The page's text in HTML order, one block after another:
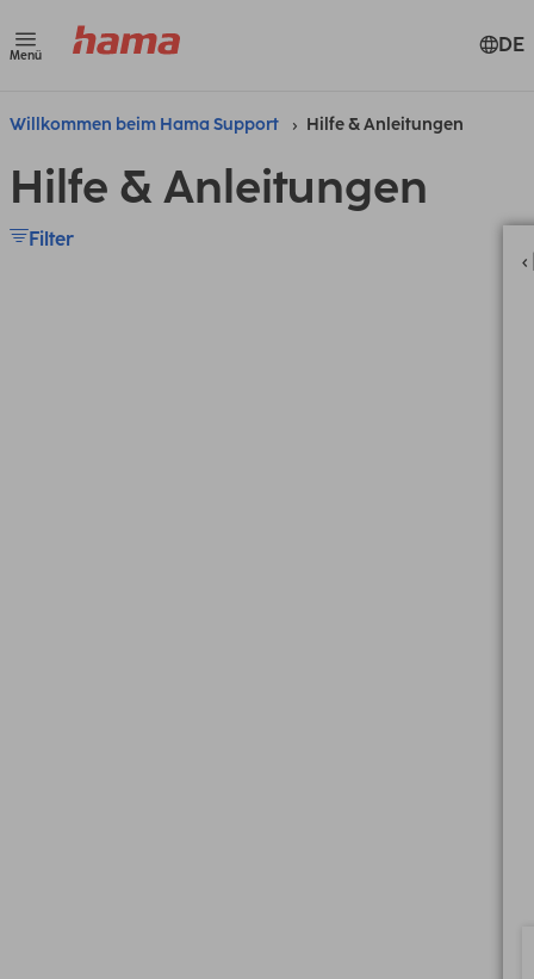
Menü DE
Willkommen beim Hama Support Hilfe & Anleitungen
Hilfe & Anleitungen
Filter